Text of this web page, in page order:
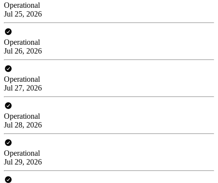
Operational
Jul 25, 2026
Operational
Jul 26, 2026
Operational
Jul 27, 2026
Operational
Jul 28, 2026
Operational
Jul 29, 2026